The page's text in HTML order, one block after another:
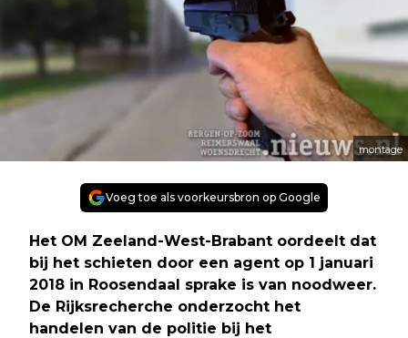
montage
Voeg toe als voorkeursbron op Google
Het OM Zeeland-West-Brabant oordeelt dat
bij het schieten door een agent op 1 januari
2018 in Roosendaal sprake is van noodweer.
De Rijksrecherche onderzocht het
handelen van de politie bij het